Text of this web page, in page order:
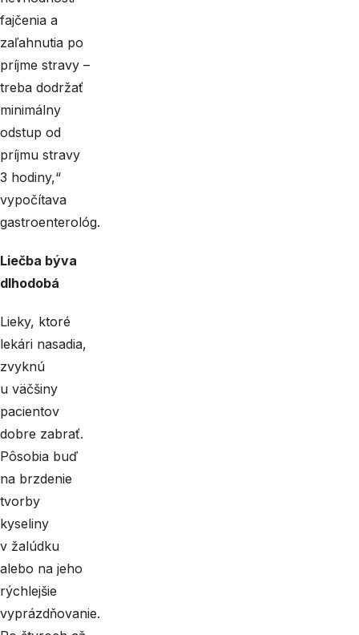
fajčenia a
zaľahnutia po
príjme stravy –
treba dodržať
minimálny
odstup od
príjmu stravy
3 hodiny,“
vypočítava
gastroenterológ.
Liečba býva
dlhodobá
Lieky, ktoré
lekári nasadia,
zvyknú
u väčšiny
pacientov
dobre zabrať.
Pôsobia buď
na brzdenie
tvorby
kyseliny
v žalúdku
alebo na jeho
rýchlejšie
vyprázdňovanie.